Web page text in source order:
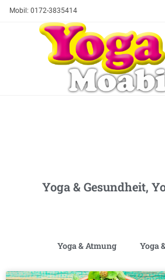
Mobil: 0172-3835414
Yoga & Gesundheit,
Yoga & Atmung Yoga